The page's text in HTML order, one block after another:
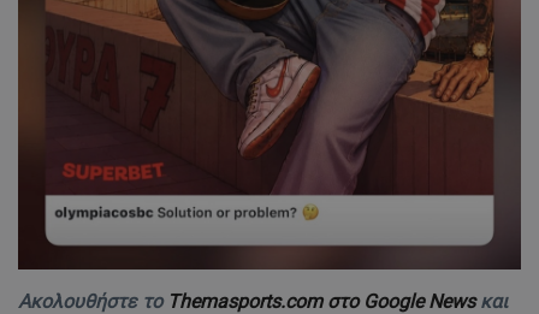
Ακολουθήστε το Themasports.com στο Google Newsκαι